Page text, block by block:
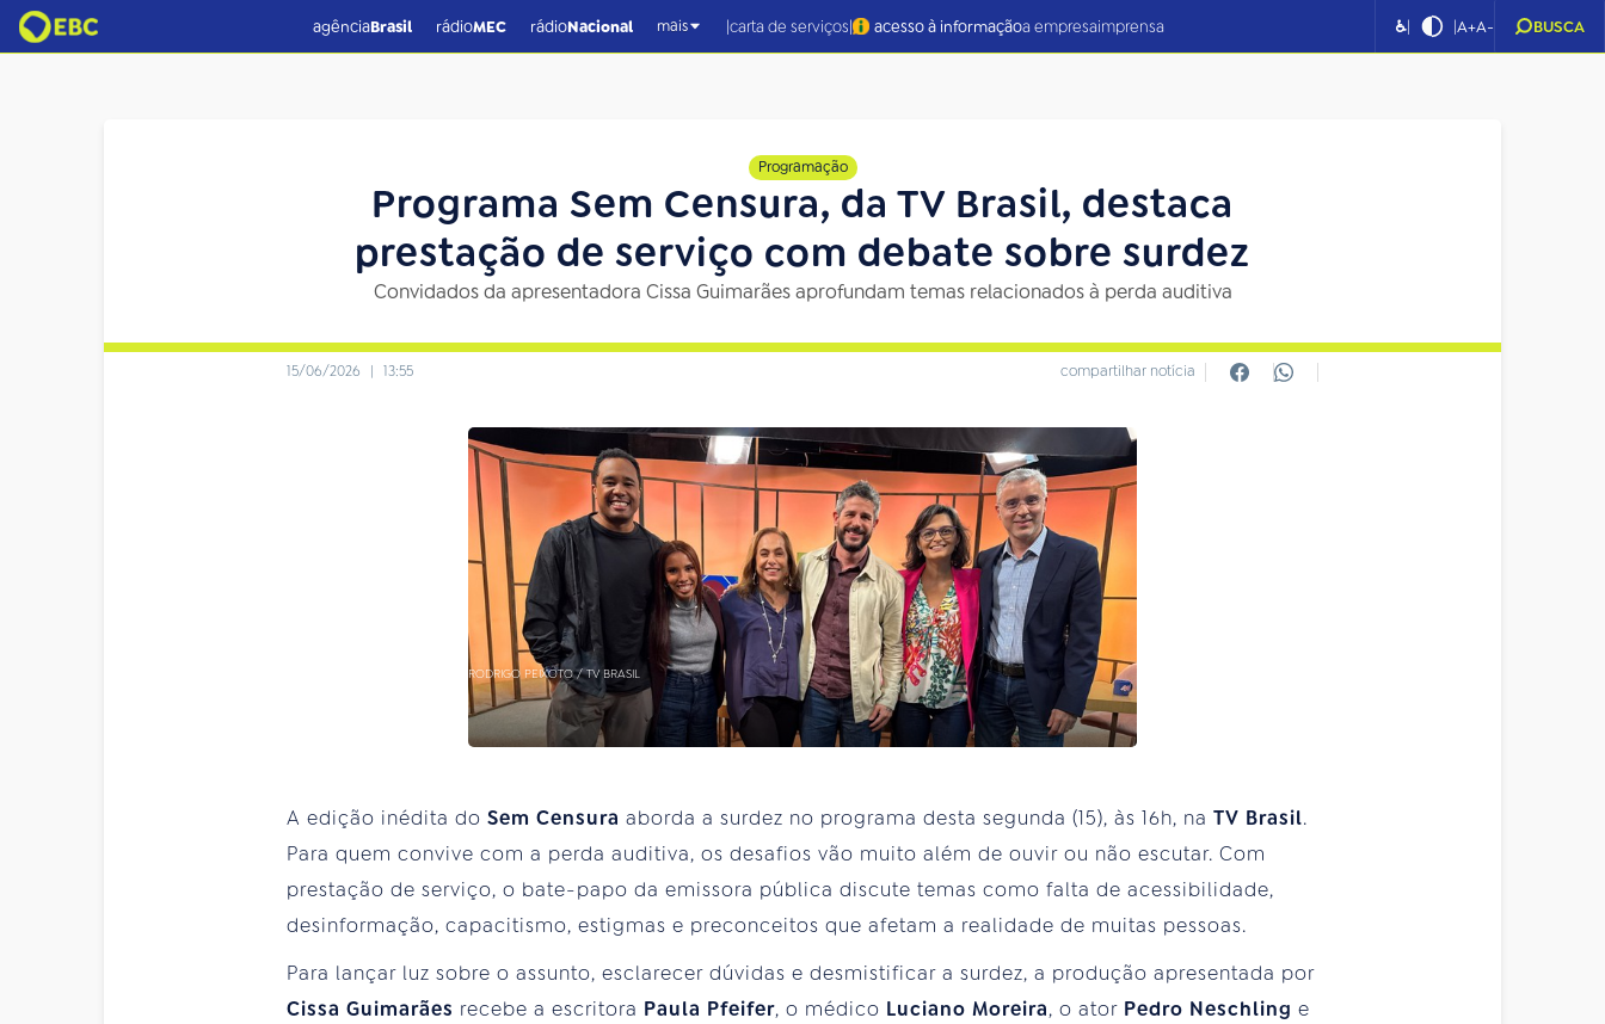
agênciaBrasil rádioMEC rádioNacional mais |carta de serviços| acesso à informaçãoa empresaimprensa ♿| |A+A- BUSCA
Programação
Programa Sem Censura, da TV Brasil, destaca
prestação de serviço com debate sobre surdez
Convidados da apresentadora Cissa Guimarães aprofundam temas relacionados à perda auditiva
15/06/2026 | 13:55 compartilhar notícia
RODRIGO PEIXOTO / TV BRASIL
A edição inédita do Sem Censura aborda a surdez no programa desta segunda (15), às 16h, na TV Brasil.
Para quem convive com a perda auditiva, os desafios vão muito além de ouvir ou não escutar. Com
prestação de serviço, o bate-papo da emissora pública discute temas como falta de acessibilidade,
desinformação, capacitismo, estigmas e preconceitos que afetam a realidade de muitas pessoas.
Para lançar luz sobre o assunto, esclarecer dúvidas e desmistificar a surdez, a produção apresentada por
Cissa Guimarães recebe a escritora Paula Pfeifer, o médico Luciano Moreira, o ator Pedro Neschling e